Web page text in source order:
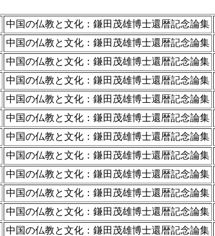
中国の仏教と文化：鎌田茂雄博士還暦記念論集
中国の仏教と文化：鎌田茂雄博士還暦記念論集
中国の仏教と文化：鎌田茂雄博士還暦記念論集
中国の仏教と文化：鎌田茂雄博士還暦記念論集
中国の仏教と文化：鎌田茂雄博士還暦記念論集
中国の仏教と文化：鎌田茂雄博士還暦記念論集
中国の仏教と文化：鎌田茂雄博士還暦記念論集
中国の仏教と文化：鎌田茂雄博士還暦記念論集
中国の仏教と文化：鎌田茂雄博士還暦記念論集
中国の仏教と文化：鎌田茂雄博士還暦記念論集
中国の仏教と文化：鎌田茂雄博士還暦記念論集
中国の仏教と文化：鎌田茂雄博士還暦記念論集